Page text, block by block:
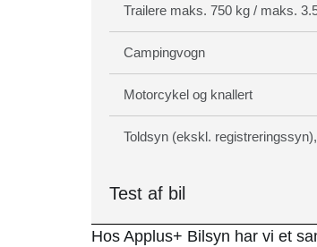
Trailere maks. 750 kg / maks.
Campingvogn
Motorcykel og knallert
Toldsyn (ekskl.
Test af bil
Hos Applus+ Bilsyn har vi et